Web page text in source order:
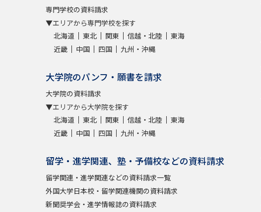
専門学校の資料請求
▼エリアから専門学校を探す
北海道
東北 関東 信越・北陸
東海
近畿
中国 四国 九州・沖縄
大学院のパンフ・願書を請求
大学院の資料請求
▼エリアから大学院を探す
北海道
東北 関東 信越・北陸
東海
近畿
中国 四国 九州・沖縄
留学・進学関連、塾・予備校などの資料請求
留学関連・進学関連などの資料請求一覧
外国大学日本校・留学関連機関の資料請求
新聞奨学会・進学情報誌の資料請求